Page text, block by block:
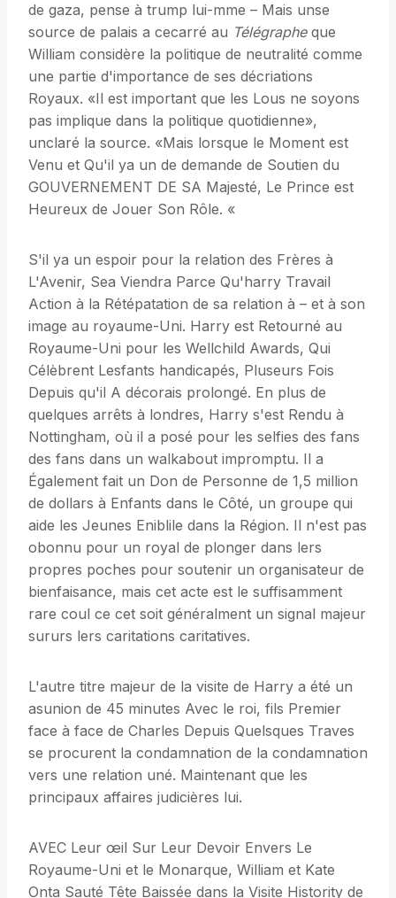
de gaza, pense à trump lui-mme – Mais unse
source de palais a cecarré au Télégrapheque
William considère la politique de neutralité comme
une partie d'importance de ses décriations
Royaux. «Il est important que les Lous ne soyons
pas implique dans la politique quotidienne»,
unclaré la source. «Mais lorsque le Moment est
Venu et Qu'il ya un de demande de Soutien du
GOUVERNEMENT DE SA Majesté, Le Prince est
Heureux de Jouer Son Rôle. «
S'il ya un espoir pour la relation des Frères à
L'Avenir, Sea Viendra Parce Qu'harry Travail
Action à la Rétépatation de sa relation à – et à son
image au royaume-Uni. Harry est Retourné au
Royaume-Uni pour les Wellchild Awards, Qui
Célèbrent Lesfants handicapés, Pluseurs Fois
Depuis qu'il A décorais prolongé. En plus de
quelques arrêts à londres, Harry s'est Rendu à
Nottingham, où il a posé pour les selfies des fans
des fans dans un walkabout impromptu. Il a
Également fait un Don de Personne de 1,5 million
de dollars à Enfants dans le Côté, un groupe qui
aide les Jeunes Eniblile dans la Région. Il n'est pas
obonnu pour un royal de plonger dans lers
propres poches pour soutenir un organisateur de
bienfaisance, mais cet acte est le suffisamment
rare coul ce cet soit généralment un signal majeur
sururs lers caritations caritatives.
L'autre titre majeur de la visite de Harry a été un
asunion de 45 minutes Avec le roi, fils Premier
face à face de Charles Depuis Quelsques Traves
se procurent la condamnation de la condamnation
vers une relation uné. Maintenant que les
principaux affaires judicières lui.
AVEC Leur œil Sur Leur Devoir Envers Le
Royaume-Uni et le Monarque, William et Kate
Onta Sauté Tête Baissée dans la Visite Histority de